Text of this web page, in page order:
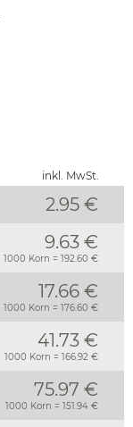
inkl. MwSt.
2.95 €
9.63 €
1000 Korn = 192.60 €
17.66 €
1000 Korn = 176.60 €
41.73 €
1000 Korn = 166.92 €
75.97 €
1000 Korn = 151.94 €